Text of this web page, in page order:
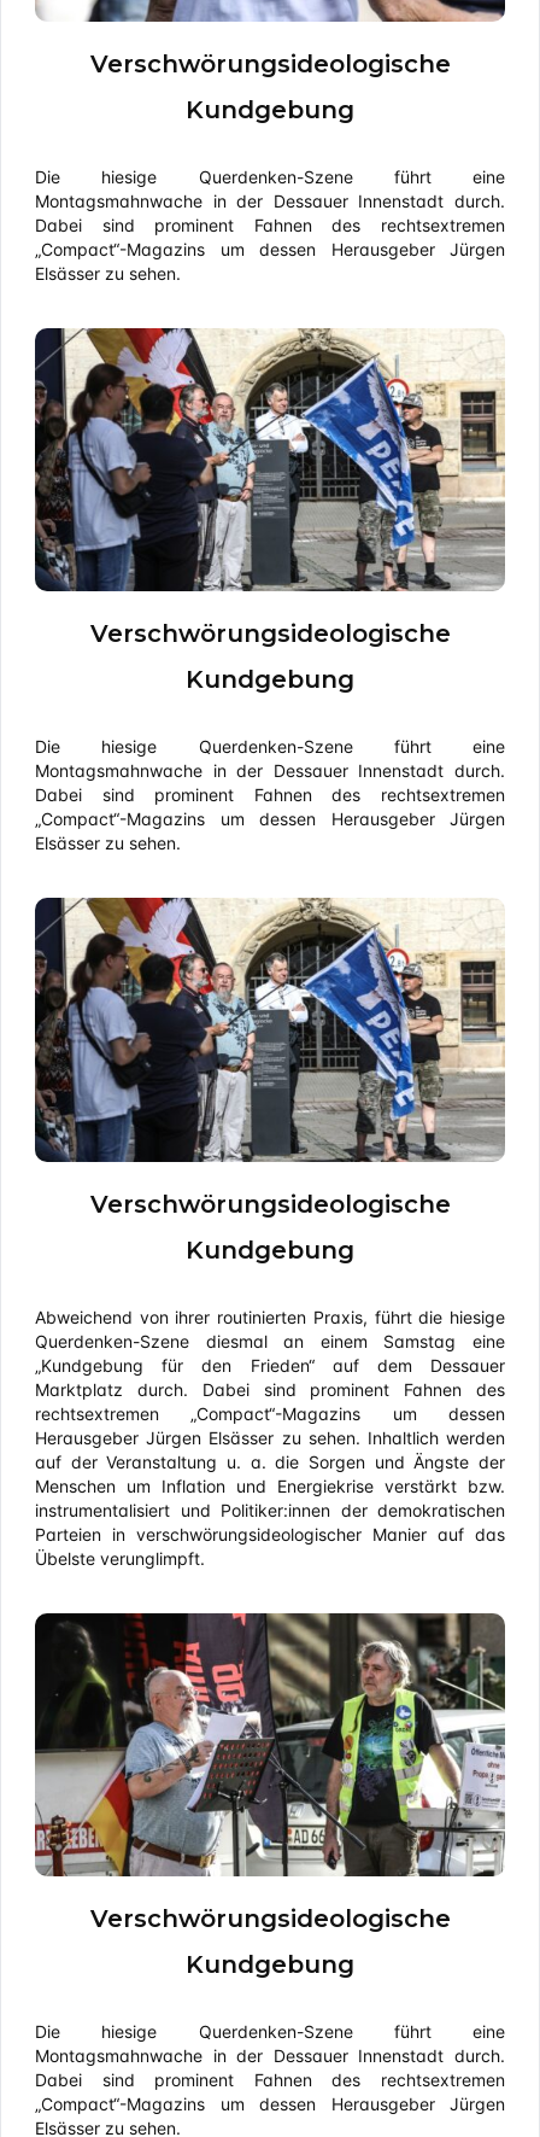
Verschwörungsideologische
Kundgebung
Die hiesige Querdenken-Szene führt eine
Montagsmahnwache in der Dessauer Innenstadt durch.
Dabei sind prominent Fahnen des rechtsextremen
„Compact“-Magazins um dessen Herausgeber Jürgen
Elsässer zu sehen.
Verschwörungsideologische
Kundgebung
Die hiesige Querdenken-Szene führt eine
Montagsmahnwache in der Dessauer Innenstadt durch.
Dabei sind prominent Fahnen des rechtsextremen
„Compact“-Magazins um dessen Herausgeber Jürgen
Elsässer zu sehen.
Verschwörungsideologische
Kundgebung
Abweichend von ihrer routinierten Praxis, führt die hiesige
Querdenken-Szene diesmal an einem Samstag eine
„Kundgebung für den Frieden“ auf dem Dessauer
Marktplatz durch. Dabei sind prominent Fahnen des
rechtsextremen „Compact“-Magazins um dessen
Herausgeber Jürgen Elsässer zu sehen. Inhaltlich werden
auf der Veranstaltung u. a. die Sorgen und Ängste der
Menschen um Inflation und Energiekrise verstärkt bzw.
instrumentalisiert und Politiker:innen der demokratischen
Parteien in verschwörungsideologischer Manier auf das
Übelste verunglimpft.
Verschwörungsideologische
Kundgebung
Die hiesige Querdenken-Szene führt eine
Montagsmahnwache in der Dessauer Innenstadt durch.
Dabei sind prominent Fahnen des rechtsextremen
„Compact“-Magazins um dessen Herausgeber Jürgen
Elsässer zu sehen.